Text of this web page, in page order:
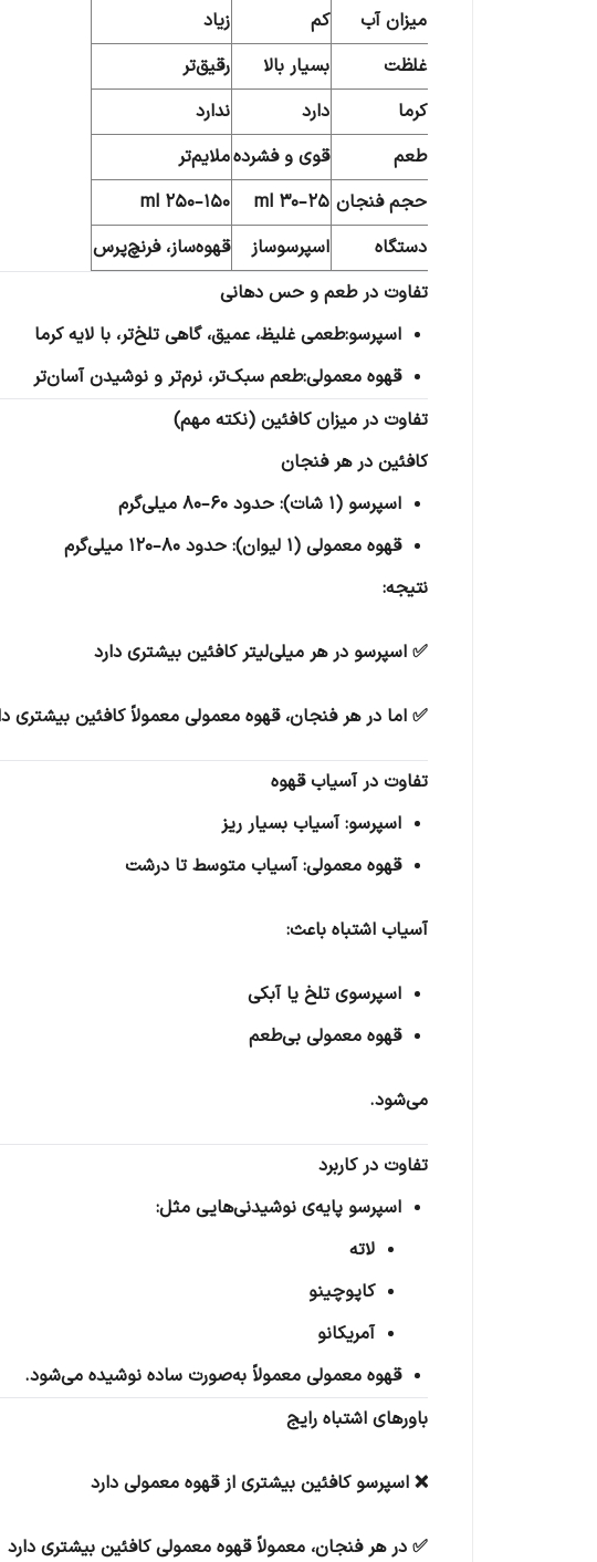
میزان آب کم
زیاد
غلظت
بسیار بالا
رقیق‌تر
کرما
دارد
ندارد
طعم
قوی و فشردهملایم‌تر
حجم فنجان 25–30 ml
150–250 ml
دستگاه
اسپرسوساز
قهوه‌ساز، فرنچ‌پرس
تفاوت در طعم و حس دهانی
اسپرسو:طعمی غلیظ، عمیق، گاهی تلخ‌تر، با لایه کرما
قهوه معمولی:طعم سبک‌تر، نرم‌تر و نوشیدن آسان‌تر
تفاوت در میزان کافئین (نکته مهم)
کافئین در هر فنجان
اسپرسو (۱ شات): حدود 60–80 میلی‌گرم
قهوه معمولی (۱ لیوان): حدود 80–120 میلی‌گرم
نتیجه:
✅ اسپرسو در هر میلی‌لیتر کافئین بیشتری دارد
✅ اما در هر فنجان، قهوه معمولی معمولاً کافئین بیشتری
تفاوت در آسیاب قهوه
اسپرسو: آسیاب بسیار ریز
قهوه معمولی: آسیاب متوسط تا درشت
آسیاب اشتباه باعث:
اسپرسوی تلخ یا آبکی
قهوه معمولی بی‌طعم
می‌شود.
تفاوت در کاربرد
اسپرسو پایه‌ی نوشیدنی‌هایی مثل:
لاته
کاپوچینو
آمریکانو
قهوه معمولی معمولاً به‌صورت ساده نوشیده می‌شود.
باورهای اشتباه رایج
❌ اسپرسو کافئین بیشتری از قهوه معمولی دارد
✅ در هر فنجان، معمولاً قهوه معمولی کافئین بیشتری دارد